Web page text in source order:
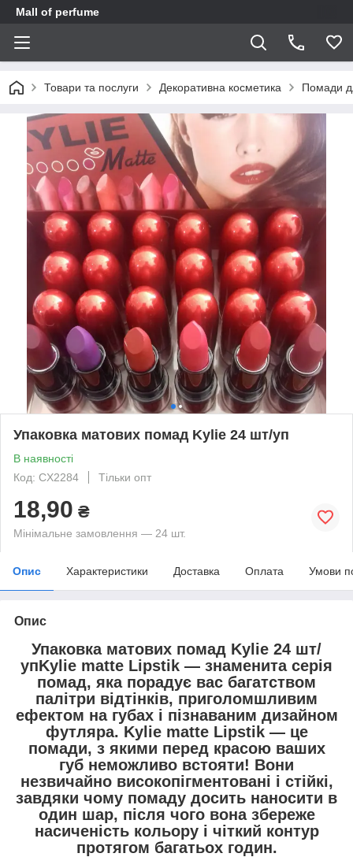
Mall of perfume
Товари та послуги Декоративна косметика Помади
Упаковка матових помад Kylie 24 шт/уп
В наявності
Код: CX2284
Тільки опт
18,90 ₴
Мінімальне замовлення — 24 шт.
Опис Характеристики Доставка Оплата Умови
Опис
Упаковка матових помад Kylie 24 шт/
упKylie matte Lipstik — знаменита серія
помад, яка порадує вас багатством
палітри відтінків, приголомшливим
ефектом на губах і пізнаваним дизайном
футляра. Kylie matte Lipstik — це
помади, з якими перед красою ваших
губ неможливо встояти! Вони
незвичайно високопігментовані і стійкі,
завдяки чому помаду досить наносити в
один шар, після чого вона збереже
насиченість кольору і чіткий контур
протягом багатьох годин.